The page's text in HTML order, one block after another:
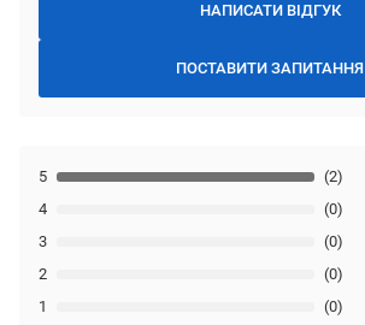
НАПИСАТИ ВІДГУК
ПОСТАВИТИ ЗАПИТАННЯ
1 (0)
2 (0)
3 (0)
4 (0)
5 (2)